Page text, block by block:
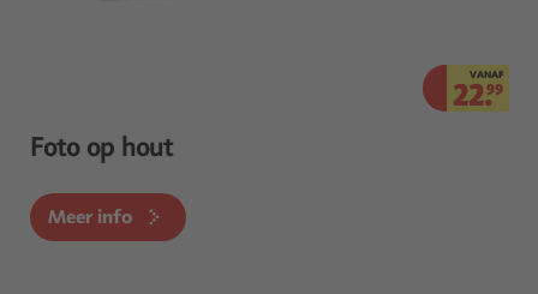
VANAF
22.99
Foto op hout
Meer info